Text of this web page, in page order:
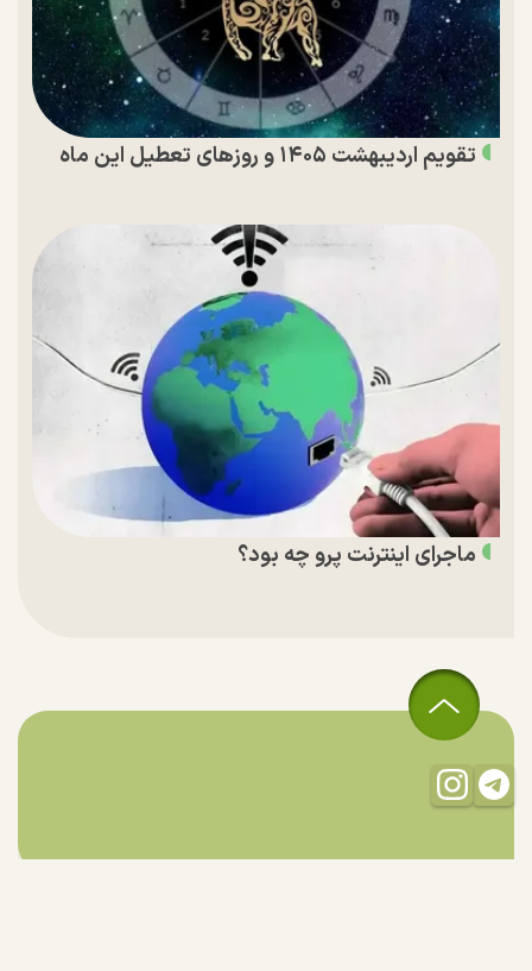
تقویم اردیبهشت ۱۴۰۵ و روز‌های تعطیل این ماه
ماجرای اینترنت پرو چه بود؟